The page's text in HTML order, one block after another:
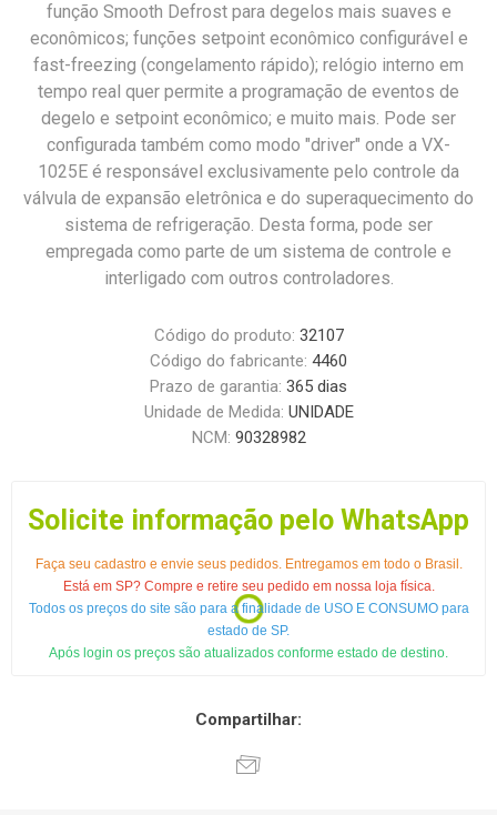
função Smooth Defrost para degelos mais suaves e
econômicos; funções setpoint econômico configurável e
fast-freezing (congelamento rápido); relógio interno em
tempo real quer permite a programação de eventos de
degelo e setpoint econômico; e muito mais. Pode ser
configurada também como modo "driver" onde a VX-
1025E é responsável exclusivamente pelo controle da
válvula de expansão eletrônica e do superaquecimento do
sistema de refrigeração. Desta forma, pode ser
empregada como parte de um sistema de controle e
interligado com outros controladores.
Código do produto: 32107
Código do fabricante: 4460
Prazo de garantia: 365 dias
Unidade de Medida: UNIDADE
NCM: 90328982
Solicite informação pelo WhatsApp
Faça seu cadastro e envie seus pedidos. Entregamos em todo o Brasil.
Está em SP? Compre e retire seu pedido em nossa loja física.
Todos os preços do site são para a finalidade de USO E CONSUMO para
estado de SP.
Após login os preços são atualizados conforme estado de destino.
Compartilhar: